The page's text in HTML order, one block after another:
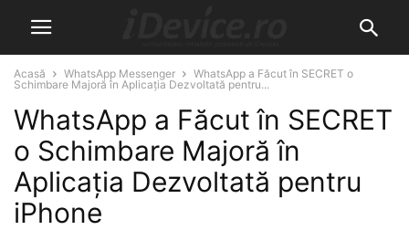
Acasă WhatsApp Messenger
WhatsApp a Făcut în SECRET o
Schimbare Majoră în Aplicația Dezvoltată pentru...
WhatsApp a Făcut în SECRET
o Schimbare Majoră în
Aplicația Dezvoltată pentru
iPhone